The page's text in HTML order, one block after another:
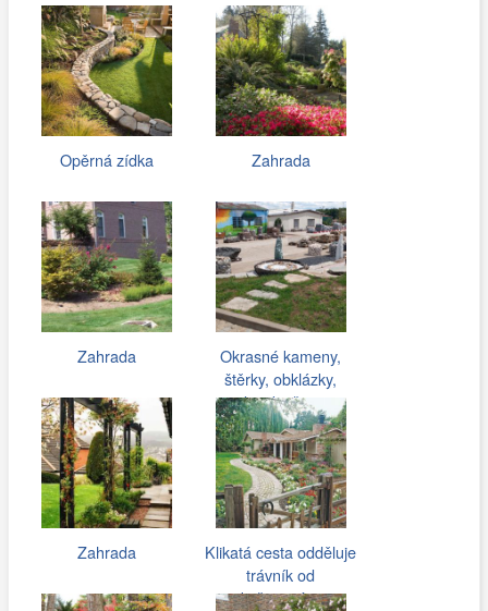
Opěrná zídka Zahrada
Zahrada
Okrasné kameny,
štěrky, obklázky,
kostky či…
Zahrada
Klikatá cesta odděluje
trávník od
květinové…